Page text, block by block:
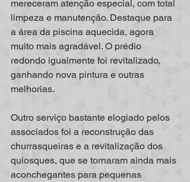
mereceram atenção especial, com total
limpeza e manutenção. Destaque para
a área da piscina aquecida, agora
muito mais agradável. O prédio
redondo igualmente foi revitalizado,
ganhando nova pintura e outras
melhorias.
Outro serviço bastante elogiado pelos
associados foi a reconstrução das
churrasqueiras e a revitalização dos
quiosques, que se tornaram ainda mais
aconchegantes para pequenas